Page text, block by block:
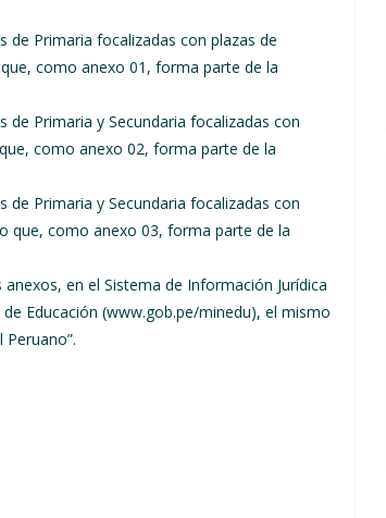
de Primaria focalizadas con plazas de
como anexo 01, forma parte de la
de Primaria y Secundaria focalizadas con
como anexo 02, forma parte de la
de Primaria y Secundaria focalizadas con
que, como anexo 03, forma parte de la
en el Sistema de Información Jurídica
Educación (www.gob.pe/minedu), el mismo